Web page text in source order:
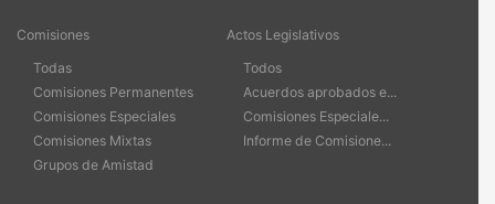
Comisiones
Todas
Comisiones Permanentes
Comisiones Especiales
Comisiones Mixtas
Grupos de Amistad
Actos Legislativos
Todos
Acuerdos aprobados e...
Comisiones Especiale...
Informe de Comisione...